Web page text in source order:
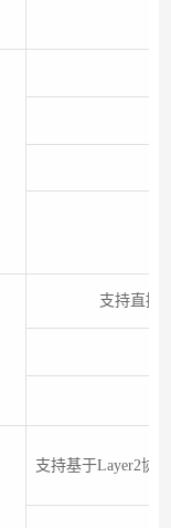
支持直接
支持基于Layer2协